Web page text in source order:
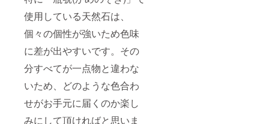
使用している天然石は、
個々の個性が強いため色味
に差が出やすいです。その
分すべてが一点物と違わな
いため、どのような色合わ
せがお手元に届くのか楽し
みにして頂ければと思いま